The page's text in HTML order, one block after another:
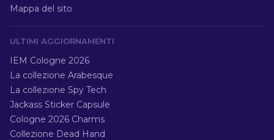
Mappa del sito
ULTIMI AGGIORNAMENTI
IEM Cologne 2026
La collezione Arabesque
La collezione Spy Tech
Jackass Sticker Capsule
Cologne 2026 Charms
Collezione Dead Hand